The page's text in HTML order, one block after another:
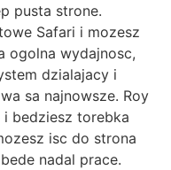
pusta strone.
Safari i mozesz
ogolna wydajnosc,
dzialajacy i
sa najnowsze. Roy
bedziesz torebka
isc do strona
nadal prace.